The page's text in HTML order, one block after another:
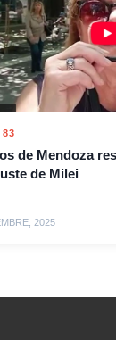
83
de Mendoza
de Milei
2025